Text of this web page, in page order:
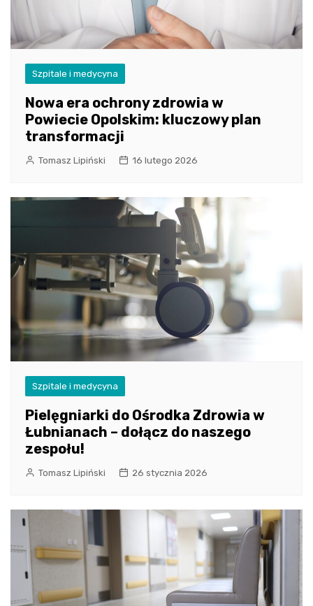
Szpitale i medycyna
Nowa era ochrony zdrowia w
Powiecie Opolskim: kluczowy plan
transformacji
Tomasz Lipiński 16 lutego 2026
Szpitale i medycyna
Pielęgniarki do Ośrodka Zdrowia w
Łubnianach – dołącz do naszego
zespołu!
Tomasz Lipiński 26 stycznia 2026